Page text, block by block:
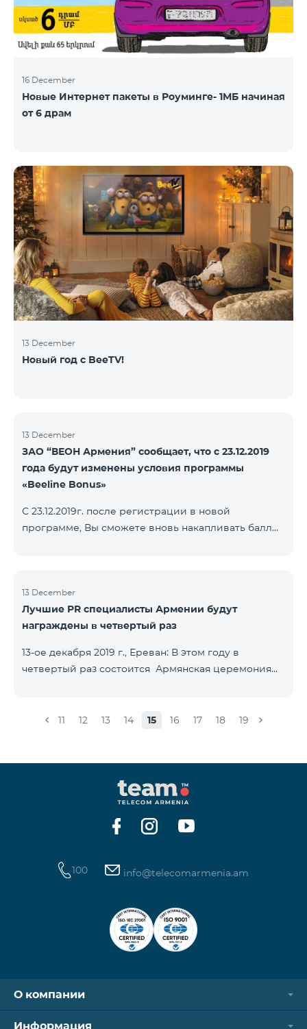
Программа позволяет превратить
технологические идеи и проекты прож
16 December
Новые Интернет пакеты в Роуминге- 1МБ начиная
от 6 драм
13 December
Новый год с BeeTV!
13 December
ЗАО “ВЕОН Армения” сообщает, что с 23.12.2019
года будут изменены условия программы
«Beeline Bonus»
С 23.12.2019г. после регистрации в новой
программе, Вы сможете вновь накапливать баллы
декабря 2019г. Абоненты статусов Gold и VIP
перейдут в новую программу со своим статусом.
При регистрации в новой программе абоненты
новой бонусной программы.
13 December
Лучшие PR специалисты Армении будут
награждены в четвертый раз
13-ое декабря 2019 г., Ереван: В этом году в
четвертый раз состоится Армянская церемония
ассоциация» и при содействии Beeline.
связей и коммуникаций, одновременно озвучить
имеющиеся в сфере проблемы, достижения и
вызовы. Армянская PR-ассоциация в течение года
проводила мониторинг происходящих в этой
области событий на основе
11 12 13 14 15 16 17 18 19
100 info@telecomarmenia.am
О компании
Информация